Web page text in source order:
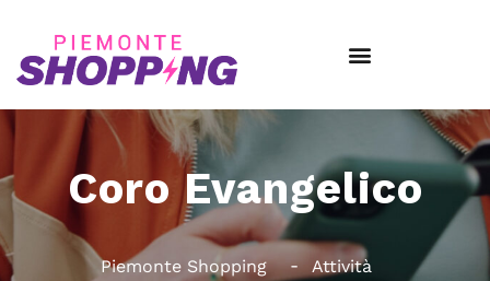
Coro Evangelico
Piemonte Shopping
Attività